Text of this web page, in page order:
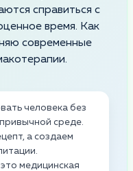
справиться с
время. Как
современные
человека без
среде.
а создаем
медицинская